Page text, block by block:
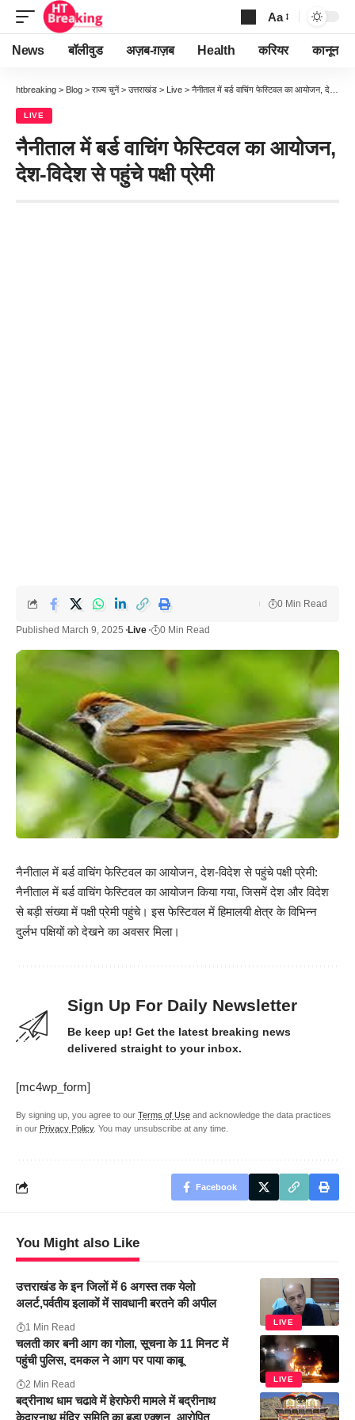
Font
Resizer
Aa
News बॉलीवुड अज़ब-ग़ज़ब Health करियर कानून
htbreaking > Blog > राज्य चुनें > उत्तराखंड > Live > नैनीताल में बर्ड वाचिंग फेस्टिवल का आयोजन, देश-विदेश से पहुंचे पक्षी प्रेमी
LIVE
नैनीताल में बर्ड वाचिंग फेस्टिवल का आयोजन,
देश-विदेश से पहुंचे पक्षी प्रेमी
Published March 9, 2025 Live 0 Min Read
0 Min Read
नैनीताल में बर्ड वाचिंग फेस्टिवल का आयोजन, देश-विदेश से पहुंचे पक्षी प्रेमी:
नैनीताल में बर्ड वाचिंग फेस्टिवल का आयोजन किया गया, जिसमें देश और विदेश
से बड़ी संख्या में पक्षी प्रेमी पहुंचे। इस फेस्टिवल में हिमालयी क्षेत्र के विभिन्न
दुर्लभ पक्षियों को देखने का अवसर मिला।
Sign Up For Daily Newsletter
Be keep up! Get the latest breaking news
delivered straight to your inbox.
[mc4wp_form]
By signing up, you agree to our Terms of Use and acknowledge the data practices
in our Privacy Policy. You may unsubscribe at any time.
Facebook
You Might also Like
LIVE
उत्तराखंड के इन जिलों में 6 अगस्त तक येलो
अलर्ट,पर्वतीय इलाकों में सावधानी बरतने की अपील
1 Min Read
LIVE
चलती कार बनी आग का गोला, सूचना के 11 मिनट में
पहुंची पुलिस, दमकल ने आग पर पाया काबू
2 Min Read
बद्रीनाथ धाम चढावे में हेराफेरी मामले में बद्रीनाथ